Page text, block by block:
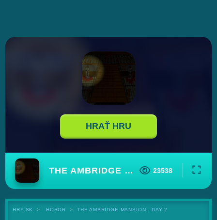
HRAŤ HRU
THE AMBRIDGE MANSION - DAY 2 23538
HRY.SK HOROR THE AMBRIDGE MANSION - DAY 2